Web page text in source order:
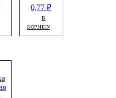
0,77₽
В
КОРЗИНУ